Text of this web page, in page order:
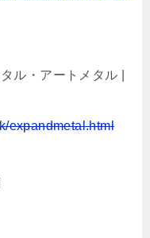
ル・アートメタル |
expandmetal.html